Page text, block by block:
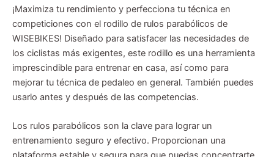
¡Maximiza tu rendimiento y perfecciona tu técnica en
competiciones con el rodillo de rulos parabólicos de
WISEBIKES! Diseñado para satisfacer las necesidades de
los ciclistas más exigentes, este rodillo es una herramienta
imprescindible para entrenar en casa, así como para
mejorar tu técnica de pedaleo en general. También puedes
usarlo antes y después de las competencias.
Los rulos parabólicos son la clave para lograr un
entrenamiento seguro y efectivo. Proporcionan una